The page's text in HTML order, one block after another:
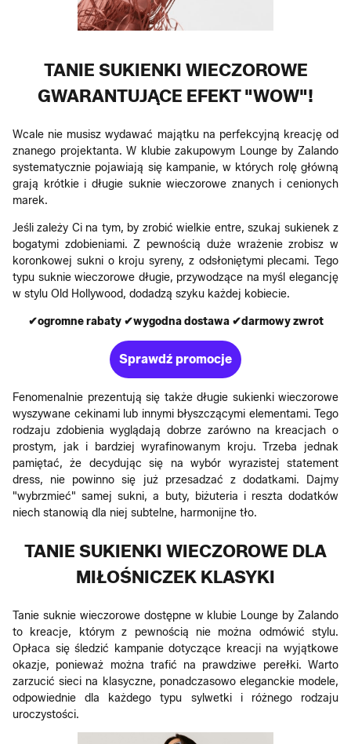
TANIE SUKIENKI WIECZOROWE
GWARANTUJĄCE EFEKT "WOW"!
Wcale nie musisz wydawać majątku na perfekcyjną kreację od
znanego projektanta. W klubie zakupowym Lounge by Zalando
systematycznie pojawiają się kampanie, w których rolę główną
grają krótkie i długie suknie wieczorowe znanych i cenionych
marek.
Jeśli zależy Ci na tym, by zrobić wielkie entre, szukaj sukienek z
bogatymi zdobieniami. Z pewnością duże wrażenie zrobisz w
koronkowej sukni o kroju syreny, z odsłoniętymi plecami. Tego
typu suknie wieczorowe długie, przywodzące na myśl elegancję
w stylu Old Hollywood, dodadzą szyku każdej kobiecie.
✔ogromne rabaty ✔wygodna dostawa ✔darmowy zwrot
Sprawdź promocje
Fenomenalnie prezentują się także długie sukienki wieczorowe
wyszywane cekinami lub innymi błyszczącymi elementami. Tego
rodzaju zdobienia wyglądają dobrze zarówno na kreacjach o
prostym, jak i bardziej wyrafinowanym kroju. Trzeba jednak
pamiętać, że decydując się na wybór wyrazistej statement
dress, nie powinno się już przesadzać z dodatkami. Dajmy
"wybrzmieć" samej sukni, a buty, biżuteria i reszta dodatków
niech stanowią dla niej subtelne, harmonijne tło.
TANIE SUKIENKI WIECZOROWE DLA
MIŁOŚNICZEK KLASYKI
Tanie suknie wieczorowe dostępne w klubie Lounge by Zalando
to kreacje, którym z pewnością nie można odmówić stylu.
Opłaca się śledzić kampanie dotyczące kreacji na wyjątkowe
okazje, ponieważ można trafić na prawdziwe perełki. Warto
zarzucić sieci na klasyczne, ponadczasowo eleganckie modele,
odpowiednie dla każdego typu sylwetki i różnego rodzaju
uroczystości.